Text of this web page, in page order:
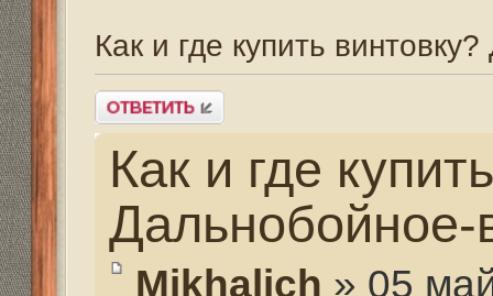
Как и где купить
Дальнобойное-
Mikhalich
Поможем Вам
практически любых
рубежом, и